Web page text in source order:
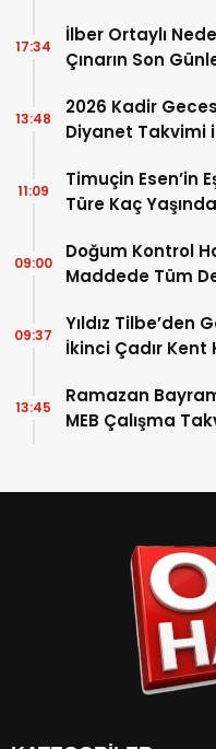
İlber Ortaylı
Çınarın Son
17:34
2026 Kadir
Diyanet Takvimi
13:48
Timuçin Esen’in
Türe Kaç
11:09
Doğum Kontrol
Maddede Tüm
09:00
Yıldız Tilbe’den
İkinci Çadır Kent
09:37
Ramazan
MEB Çalışma
13:45